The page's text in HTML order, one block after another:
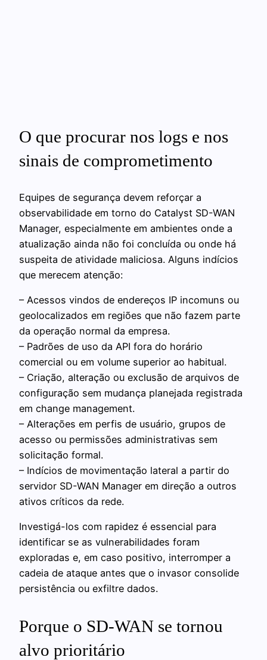
O que procurar nos logs e nos
sinais de comprometimento
Equipes de segurança devem reforçar a
observabilidade em torno do Catalyst SD-WAN
Manager, especialmente em ambientes onde a
atualização ainda não foi concluída ou onde há
suspeita de atividade maliciosa. Alguns indícios
que merecem atenção:
– Acessos vindos de endereços IP incomuns ou
geolocalizados em regiões que não fazem parte
da operação normal da empresa.
– Padrões de uso da API fora do horário
comercial ou em volume superior ao habitual.
– Criação, alteração ou exclusão de arquivos de
configuração sem mudança planejada registrada
em change management.
– Alterações em perfis de usuário, grupos de
acesso ou permissões administrativas sem
solicitação formal.
– Indícios de movimentação lateral a partir do
servidor SD-WAN Manager em direção a outros
ativos críticos da rede.
Investigá-los com rapidez é essencial para
identificar se as vulnerabilidades foram
exploradas e, em caso positivo, interromper a
cadeia de ataque antes que o invasor consolide
persistência ou exfiltre dados.
Porque o SD-WAN se tornou
alvo prioritário